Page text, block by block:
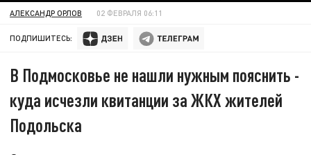
АЛЕКСАНДР ОРЛОВ 02 ФЕВРАЛЯ 06:11
ПОДПИШИТЕСЬ:
В Подмосковье не нашли нужным пояснить -
куда исчезли квитанции за ЖКХ жителей
Подольска